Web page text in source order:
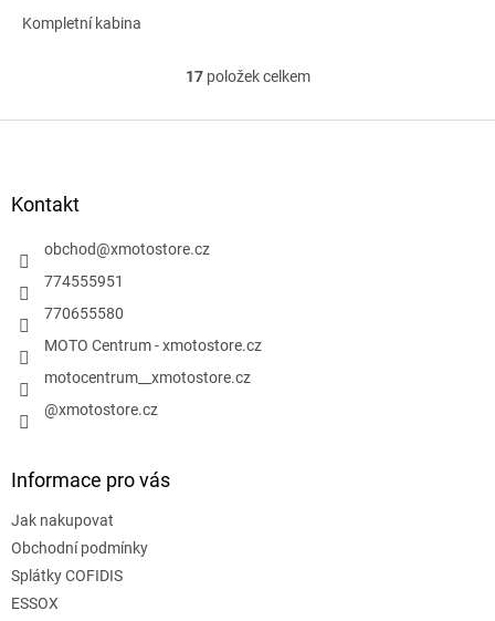
Kompletní kabina
O
l
y
ý
17položek celkem
Kontakt
obchod@xmotostore.cz
774555951
770655580
MOTO Centrum - xmotostore.cz
motocentrum__xmotostore.cz
@xmotostore.cz
Informace pro vás
Jak nakupovat
Obchodní podmínky
Splátky COFIDIS
ESSOX